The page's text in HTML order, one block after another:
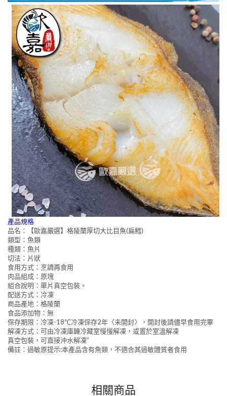
產品規格
品名：【歐嘉嚴選】格陵蘭厚切大比目魚(扁鱈)
類型：魚類
種類：魚片
切法：片狀
食用方式：烹調再食用
肉品組成：原塊
組合說明：單片真空包裝。
配送方式：冷凍
商品產地：格陵蘭
食品添加物：無
保存期限：冷凍-18℃冷凍保存2年〈未開封〉，開封後請儘早食用完畢
解凍方式：可由冷凍庫轉冷藏室慢慢解凍，或置於室溫解凍
真空包裝，可直接沖水解凍”
備註：過敏原提示:本產品含有魚類，不適合其過敏體質者食用
相關商品